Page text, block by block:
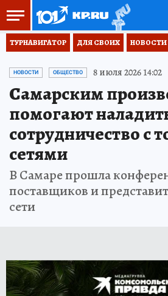
ТУРНАВИГАТОР ДЛЯ СВОИХ НОВОСТИ
НОВОСТИ ОБЩЕСТВО 8 июля 2026 14:02
Самарским
помогают
сотрудничество с
сетями
В Самаре прошла
поставщиков и
сети